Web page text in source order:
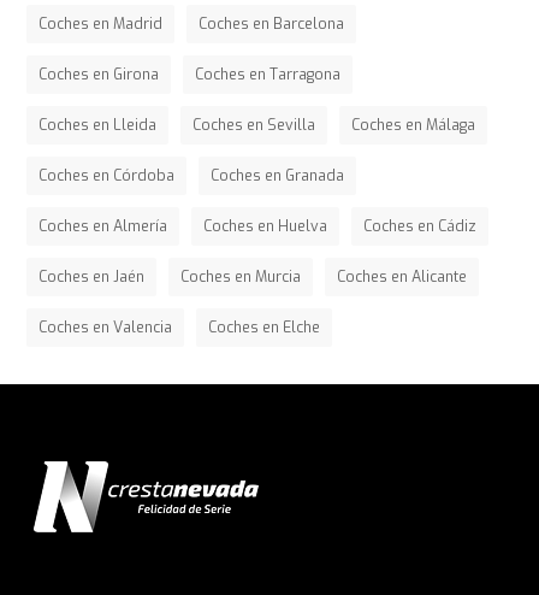
Coches en Madrid Coches en Barcelona
Coches en Girona Coches en Tarragona
Coches en Lleida Coches en Sevilla Coches en Málaga
Coches en Córdoba Coches en Granada
Coches en Almería Coches en Huelva Coches en Cádiz
Coches en Jaén Coches en Murcia Coches en Alicante
Coches en Valencia Coches en Elche